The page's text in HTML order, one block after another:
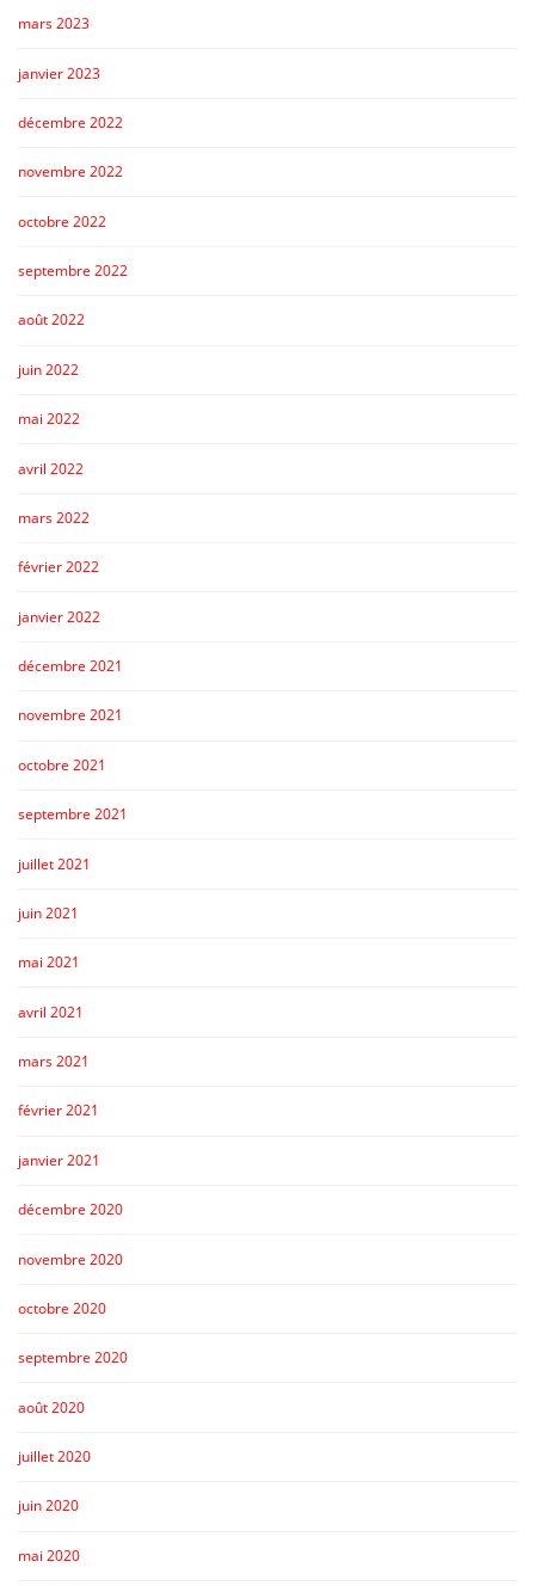
mars 2023
janvier 2023
décembre 2022
novembre 2022
octobre 2022
septembre 2022
août 2022
juin 2022
mai 2022
avril 2022
mars 2022
février 2022
janvier 2022
décembre 2021
novembre 2021
octobre 2021
septembre 2021
juillet 2021
juin 2021
mai 2021
avril 2021
mars 2021
février 2021
janvier 2021
décembre 2020
novembre 2020
octobre 2020
septembre 2020
août 2020
juillet 2020
juin 2020
mai 2020